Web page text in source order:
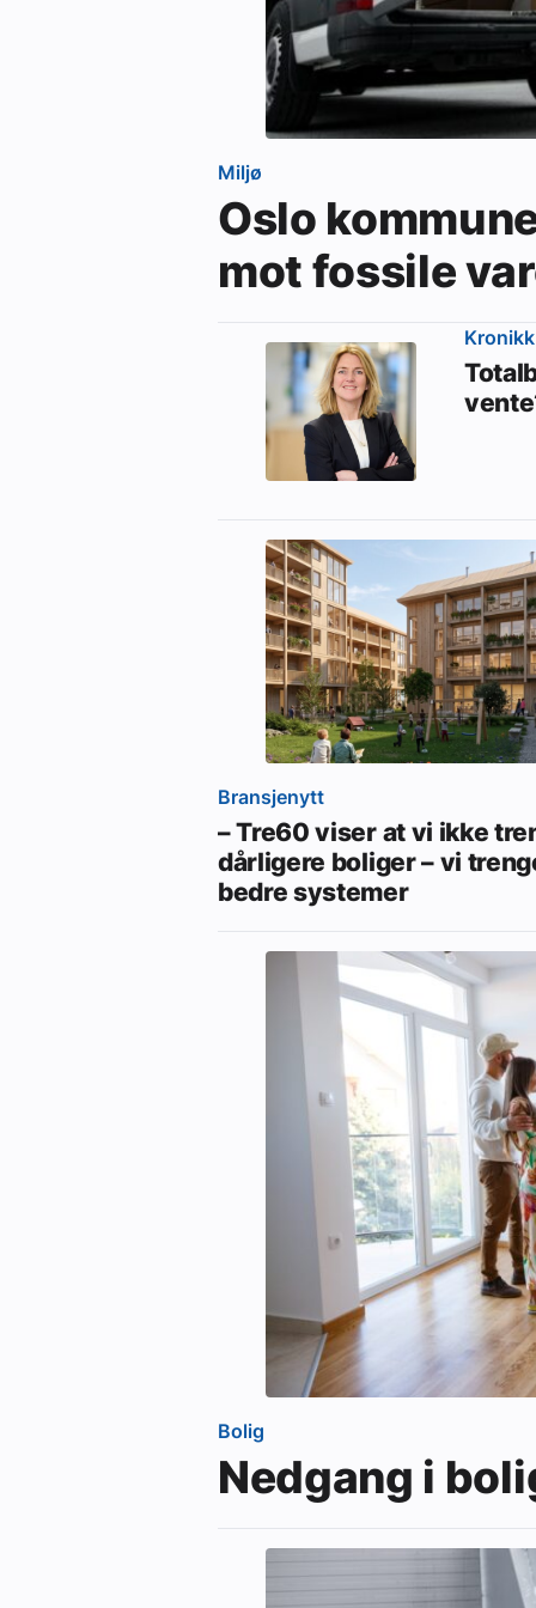
Miljø
Oslo
mot fossile
Kronikk
Bransjenytt
– Tre60 viser at vi ikke
dårligere boliger – vi
bedre systemer
Bolig
Nedgang i